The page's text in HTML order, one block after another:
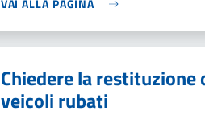
VAI ALLA PAGINA
Chiedere la restituzione
veicoli rubati